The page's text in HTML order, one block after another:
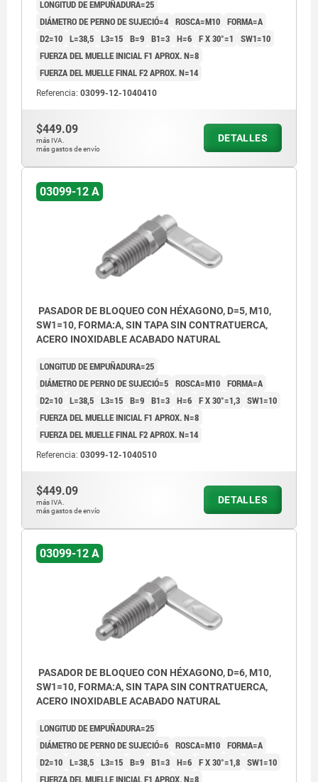
Forma B: sin tapa de pestillo con tuerca.
Forma D: con tapa de pestillo con tuerca.
LONGITUD DE EMPUÑADURA=25
DIÁMETRO DE PERNO DE SUJECIÓ=4 ROSCA=M10 FORMA=A
D2=10 L=38,5 L3=15 B=9 B1=3 H=6 F X 30°=1
SW1=10
FUERZA DEL MUELLE INICIAL F1 APROX. N=8
FUERZA DEL MUELLE FINAL F2 APROX. N=14
Referencia: 03099-12-1040410
$449.09
más IVA.
más gastos de envío
DETALLES
03099-12 A
PASADOR DE BLOQUEO CON HÉXAGONO, D=5, M10,
SW1=10, FORMA:A, SIN TAPA SIN CONTRATUERCA,
ACERO INOXIDABLE ACABADO NATURAL
LONGITUD DE EMPUÑADURA=25
DIÁMETRO DE PERNO DE SUJECIÓ=5 ROSCA=M10 FORMA=A
D2=10 L=38,5 L3=15 B=9 B1=3 H=6 F X 30°=1,3 SW1=10
FUERZA DEL MUELLE INICIAL F1 APROX. N=8
FUERZA DEL MUELLE FINAL F2 APROX. N=14
Referencia: 03099-12-1040510
$449.09
más IVA.
más gastos de envío
DETALLES
03099-12 A
PASADOR DE BLOQUEO CON HÉXAGONO, D=6, M10,
SW1=10, FORMA:A, SIN TAPA SIN CONTRATUERCA,
ACERO INOXIDABLE ACABADO NATURAL
LONGITUD DE EMPUÑADURA=25
DIÁMETRO DE PERNO DE SUJECIÓ=6 ROSCA=M10 FORMA=A
D2=10 L=38,5 L3=15 B=9 B1=3 H=6 F X 30°=1,8 SW1=10
FUERZA DEL MUELLE INICIAL F1 APROX. N=8